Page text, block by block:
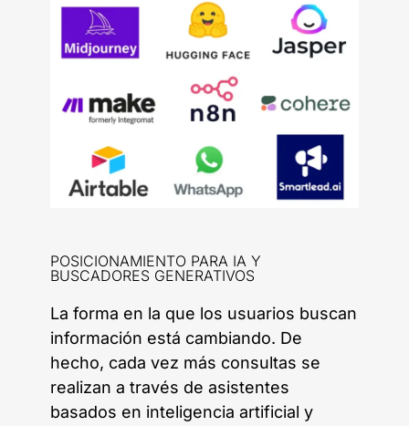
POSICIONAMIENTO PARA IA Y
BUSCADORES GENERATIVOS
La forma en la que los usuarios buscan
información está cambiando. De
hecho, cada vez más consultas se
realizan a través de asistentes
basados en inteligencia artificial y